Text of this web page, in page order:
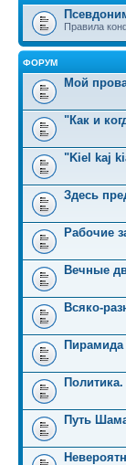
Правила
ФОРУМ
Мой
"Как и
"Kiel kaj
Здесь
Рабочие
Вечные
Всяко-
Пирамида
Путь